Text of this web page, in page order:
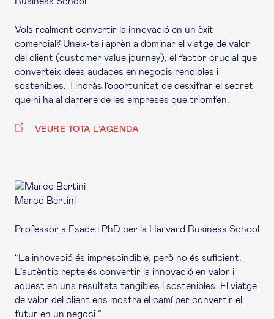
Vols realment convertir la innovació en un èxit
comercial? Uneix-te i aprèn a dominar el viatge de valor
del client (customer value journey), el factor crucial que
converteix idees audaces en negocis rendibles i
sostenibles. Tindràs l’oportunitat de desxifrar el secret
que hi ha al darrere de les empreses que triomfen.
VEURE TOTA L’AGENDA
Marco Bertini
Professor a Esade i PhD per la Harvard Business School
“La innovació és imprescindible, però no és suficient.
L’autèntic repte és convertir la innovació en valor i
aquest en uns resultats tangibles i sostenibles. El viatge
de valor del client ens mostra el camí per convertir el
futur en un negoci.”